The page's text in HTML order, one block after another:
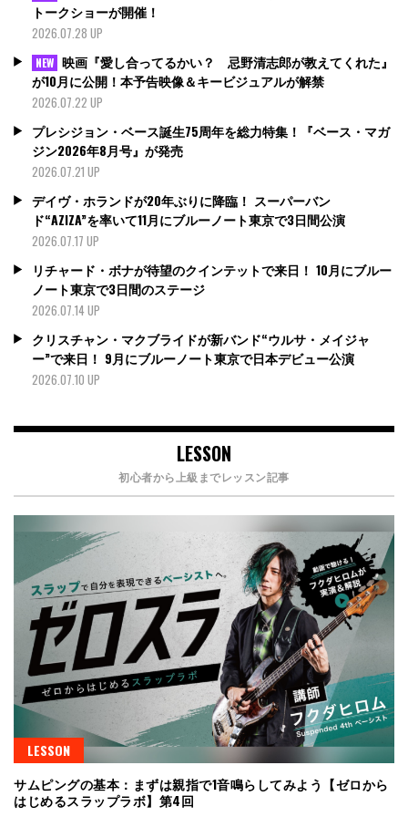
トークショーが開催！
2026.07.28 UP
NEW 映画『愛し合ってるかい？ 忌野清志郎が教えてくれた』
が10月に公開！本予告映像＆キービジュアルが解禁
2026.07.22 UP
プレシジョン・ベース誕生75周年を総力特集！『ベース・マガ
ジン2026年8月号』が発売
2026.07.21 UP
デイヴ・ホランドが20年ぶりに降臨！ スーパーバン
ド“AZIZA”を率いて11月にブルーノート東京で3日間公演
2026.07.17 UP
リチャード・ボナが待望のクインテットで来日！ 10月にブルー
ノート東京で3日間のステージ
2026.07.14 UP
クリスチャン・マクブライドが新バンド“ウルサ・メイジャ
ー”で来日！ 9月にブルーノート東京で日本デビュー公演
2026.07.10 UP
LESSON
初心者から上級までレッスン記事
LESSON
サムピングの基本：まずは親指で1音鳴らしてみよう【ゼロから
はじめるスラップラボ】第4回